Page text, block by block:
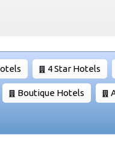
4 Star Hotels
Boutique Hotels